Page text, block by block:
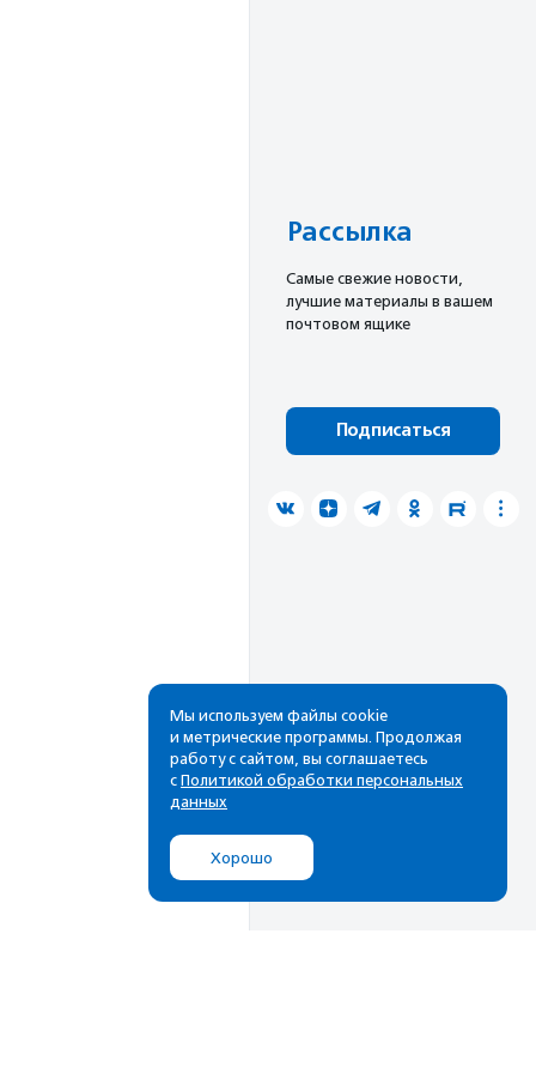
Рассылка
Cамые свежие новости,
лучшие материалы в вашем
почтовом ящике
Подписаться
Мы используем файлы cookie
и метрические программы. Продолжая
работу с сайтом, вы соглашаетесь
с Политикой обработки персональных
данных
Хорошо